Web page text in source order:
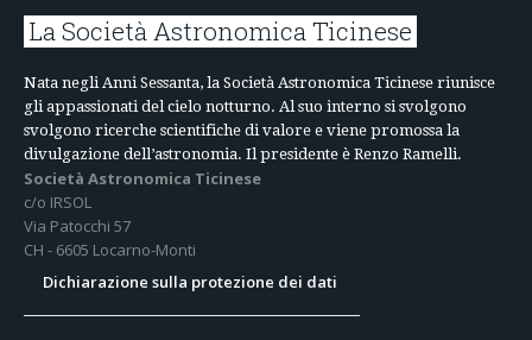
La Società Astronomica Ticinese
Nata negli Anni Sessanta, la Società Astronomica Ticinese riunisce
gli appassionati del cielo notturno. Al suo interno si svolgono
svolgono ricerche scientifiche di valore e viene promossa la
divulgazione dell’astronomia. Il presidente è Renzo Ramelli.
Società Astronomica Ticinese
c/o IRSOL
Via Patocchi 57
CH - 6605 Locarno-Monti
Dichiarazione sulla protezione dei dati